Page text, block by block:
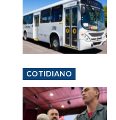
COTIDIANO